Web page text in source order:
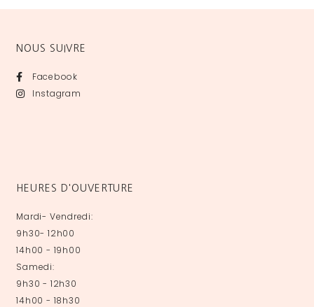
NOUS SUIVRE
Facebook
Instagram
HEURES D'OUVERTURE
Mardi- Vendredi:
9h30- 12h00
14h00 - 19h00
Samedi:
9h30 - 12h30
14h00 - 18h30